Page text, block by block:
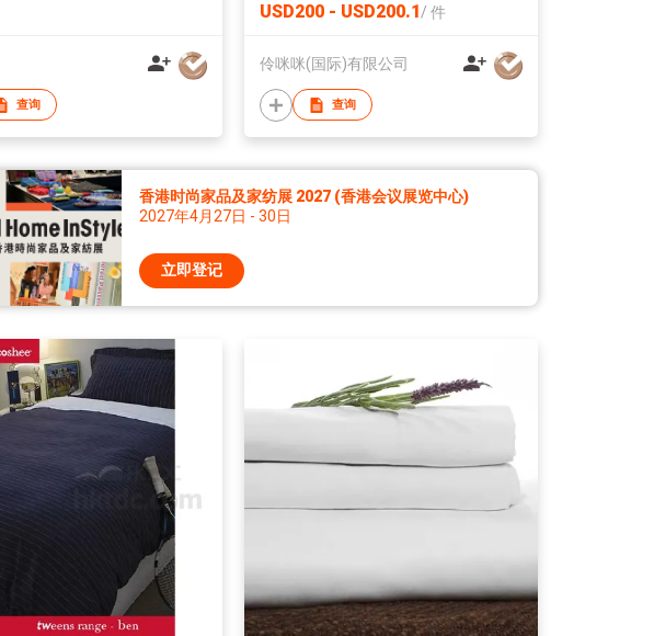
查询
USD200 - USD200.1/ 件
伶咪咪(国际)有限公司
查询
香港时尚家品及家纺展 2027 (香港会议展览中心)
2027年4月27日 - 30日
立即登记